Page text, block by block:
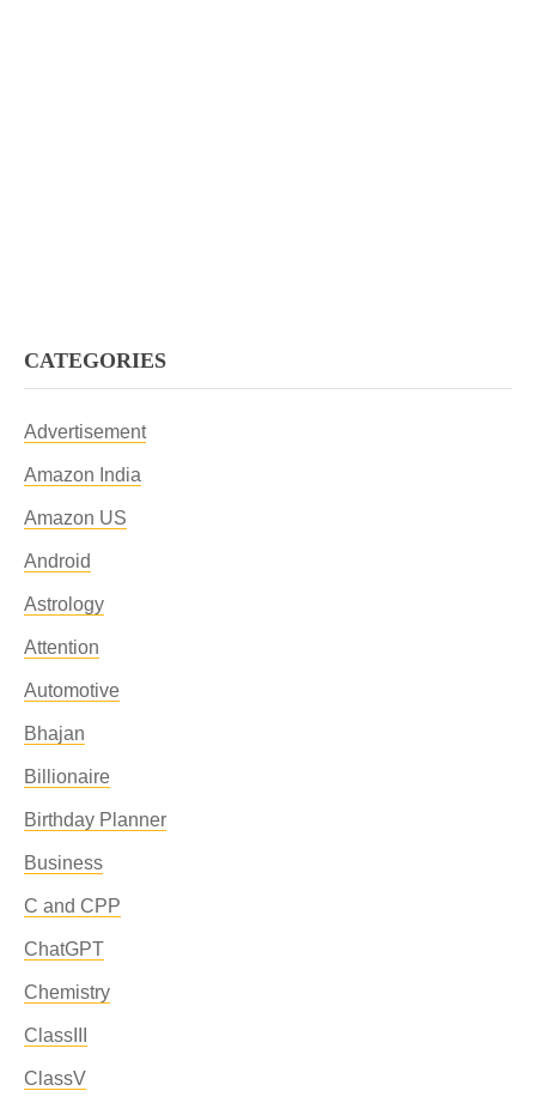
CATEGORIES
Advertisement
Amazon India
Amazon US
Android
Astrology
Attention
Automotive
Bhajan
Billionaire
Birthday Planner
Business
C and CPP
ChatGPT
Chemistry
ClassIII
ClassV